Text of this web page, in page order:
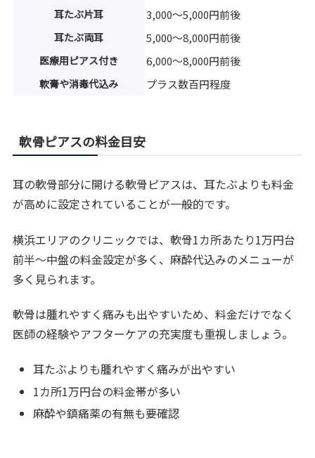
耳たぶ片耳 3,000〜5,000円前後
耳たぶ両耳 5,000〜8,000円前後
医療用ピアス付き 6,000〜8,000円前後
軟膏や消毒代込み プラス数百円程度
軟骨ピアスの料金目安
耳の軟骨部分に開ける軟骨ピアスは、耳たぶよりも料金
が高めに設定されていることが一般的です。
横浜エリアのクリニックでは、軟骨1カ所あたり1万円台
前半〜中盤の料金設定が多く、麻酔代込みのメニューが
多く見られます。
軟骨は腫れやすく痛みも出やすいため、料金だけでなく
医師の経験やアフターケアの充実度も重視しましょう。
耳たぶよりも腫れやすく痛みが出やすい
1カ所1万円台の料金帯が多い
麻酔や鎮痛薬の有無も要確認